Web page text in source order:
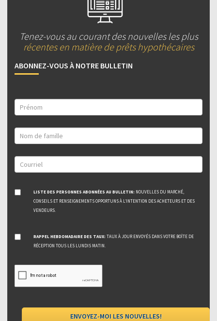
Tenez-vous au courant des nouvelles les plus
récentes en matière de prêts hypothécaires
ABONNEZ-VOUS À NOTRE BULLETIN
LISTE DES PERSONNES ABONNÉES AU BULLETIN: NOUVELLES DU MARCHÉ,
CONSEILS ET RENSEIGNEMENTS OPPORTUNS À L’INTENTION DES ACHETEURS ET DES
VENDEURS.
RAPPEL HEBDOMADAIRE DES TAUX: TAUX À JOUR ENVOYÉS DANS VOTRE BOÎTE DE
RÉCEPTION TOUS LES LUNDIS MATIN.